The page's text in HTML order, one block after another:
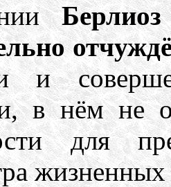
и
в нём не
для
жизненных